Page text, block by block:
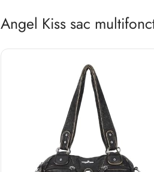
Angel Kiss sac